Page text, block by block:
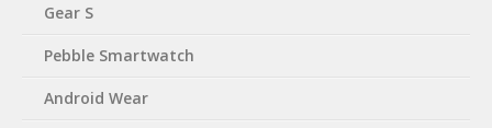
Gear S
Pebble Smartwatch
Android Wear